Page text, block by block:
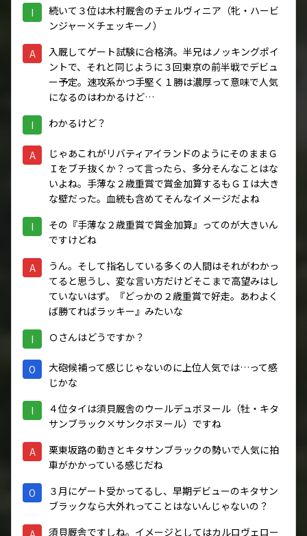
I
続いて３位は木村厩舎のチェルヴィニア（牝・ハービ
ンジャー×チェッキーノ）
A
入厩してゲート試験に合格済。半兄はノッキングポイ
ントで、それと同じように３回東京の前半戦でデビュ
ー予定。速攻系かつ手堅く１勝は濃厚って意味で人気
になるのはわかるけど…
I わかるけど？
A
じゃあこれがリバティアイランドのようにそのままＧ
Ｉをブチ抜くか？って言ったら、多分そんなことはな
いよね。手薄な２歳重賞で賞金加算するもＧＩは大き
な壁だった。血統も含めてそんなイメージだよね
I
その『手薄な２歳重賞で賞金加算』ってのが大きいん
ですけどね
A
うん。そして指名している多くの人間はそれがわかっ
てると思うし、変な言い方だけどそこまで高望みはし
ていないはず。『どっかの２歳重賞で好走。あわよく
ば勝てればラッキー』みたいな
I Ｏさんはどうですか？
O
大砲候補って感じじゃないのに上位人気では…って感
じかな
I
４位タイは須貝厩舎のウールデュボヌール（牡・キタ
サンブラック×サンクボヌール）ですね
A
栗東坂路の動きとキタサンブラックの勢いで人気に拍
車がかかっている感じだね
O
３月にゲート受かってるし、早期デビューのキタサン
ブラックなら大外れってことはないんじゃないの？
須貝厩舎ですしね。イメージとしてはカルロヴェロー